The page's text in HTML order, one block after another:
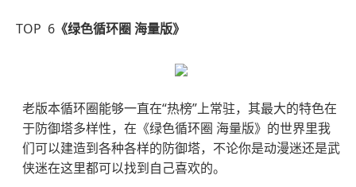
TOP 6 《绿色循环圈 海量版》
老版本循环圈能够一直在“热榜”上常驻，其最大的特色在
于防御塔多样性，在《绿色循环圈 海量版》的世界里我
们可以建造到各种各样的防御塔，不论你是动漫迷还是武
侠迷在这里都可以找到自己喜欢的。